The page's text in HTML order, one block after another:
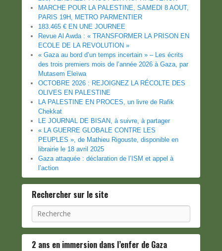
MARCHE POUR LA PALESTINE, SAMEDI 8 AOUT,
PARIS 19H, METRO PARMENTIER
183.465 € EN UNE JOURNEE
Revue Al Awda : « TRANSFORMER LA PRISON EN
ECOLE DE LA REVOLUTION »
« Gaza au bord d’un temps incertain » – Les écrits
des trois premiers mois de l’année 2026 à Gaza, par
Mutasem Eleïwa
OCTOBRE 2026 : REJOIGNEZ LA RÉCOLTE DES
OLIVES EN PALESTINE
LA PALESTINE EN PROCES, un livre de Rafik
Chekkat
LE JOURNAL DE BISAN, à suivre, à partager
« LA GUERRE GLOBALE CONTRE LES
PEUPLES », de Mathieu Rigouste, disponible en
librairie le 18 avril 2025
Gaza attaquée : déclaration de l’ISM et appel à
l’action
Rechercher sur le site
Recherche
2 ans en immersion dans l’enfer de Gaza